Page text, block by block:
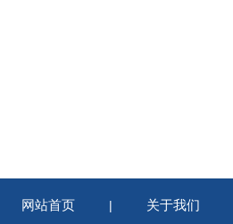
网站首页 | 关于我们